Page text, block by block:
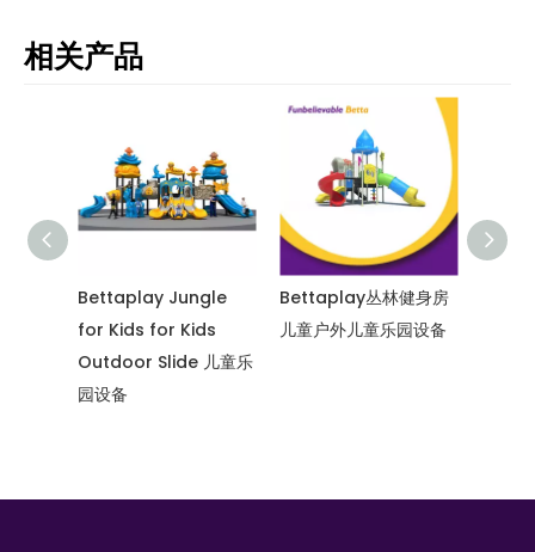
相关产品
Bettaplay Jungle
for Kids for Kids
Outdoor Slide 儿童乐
园设备
Bettaplay丛林健身房
儿童户外儿童乐园设备